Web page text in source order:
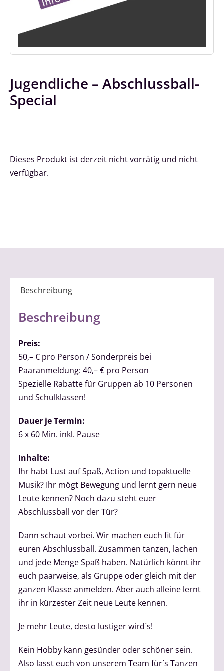
Jugendliche – Abschlussball-
Special
Dieses Produkt ist derzeit nicht vorrätig und nicht
verfügbar.
Beschreibung
Beschreibung
Preis:
50,– € pro Person / Sonderpreis bei
Paaranmeldung: 40,– € pro Person
Spezielle Rabatte für Gruppen ab 10 Personen
und Schulklassen!
Dauer je Termin:
6 x 60 Min. inkl. Pause
Inhalte:
Ihr habt Lust auf Spaß, Action und topaktuelle
Musik? Ihr mögt Bewegung und lernt gern neue
Leute kennen? Noch dazu steht euer
Abschlussball vor der Tür?
Dann schaut vorbei. Wir machen euch fit für
euren Abschlussball. Zusammen tanzen, lachen
und jede Menge Spaß haben. Natürlich könnt ihr
euch paarweise, als Gruppe oder gleich mit der
ganzen Klasse anmelden. Aber auch alleine lernt
ihr in kürzester Zeit neue Leute kennen.
Je mehr Leute, desto lustiger wird`s!
Kein Hobby kann gesünder oder schöner sein.
Also lasst euch von unserem Team für`s Tanzen